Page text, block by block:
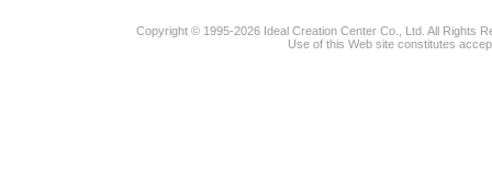
Copyright © 1995-2026 Ideal Creation Center Co., Ltd. All Rights
Use of this Web site constitutes